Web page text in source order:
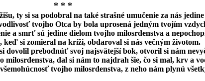
* * *
ty si sa podobral na také strašné umučenie za nás
tvojho Otca by bola uprosená jedným tvojím
a smrť sú jedine dielom tvojho milosrdenstva a
keď si zomieral na kríži, obdaroval si nás večným životom.
dovolil prebodnúť svoj najsvätejší bok, otvoril si nám
milosrdenstva, dal si nám to najdrah šie, čo si mal, krv a
tvojho milosrdenstva, z neho nám plynú